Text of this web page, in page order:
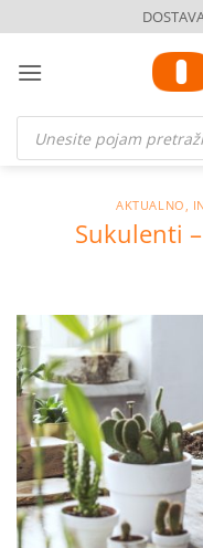
to
content
Products
search
AKTUALNO ,
Sukulenti